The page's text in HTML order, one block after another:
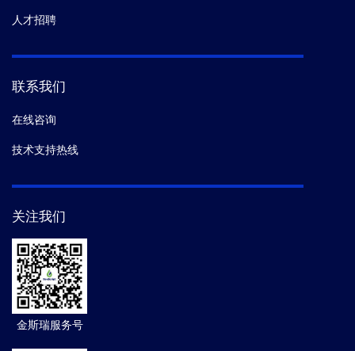
人才招聘
联系我们
在线咨询
技术支持热线
关注我们
金斯瑞服务号